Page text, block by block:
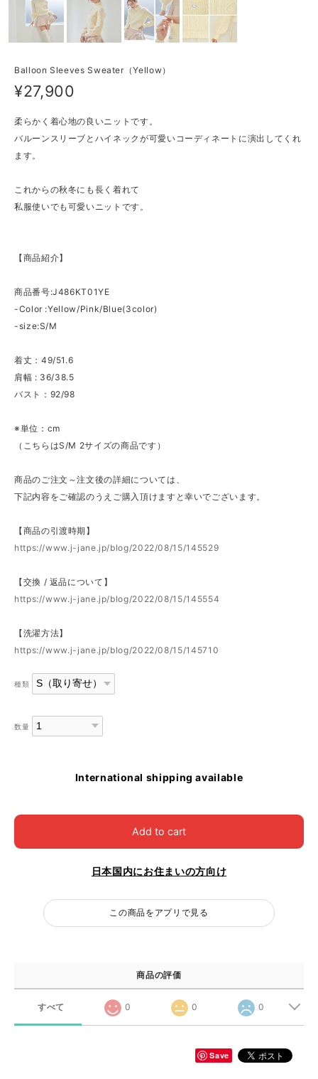
Balloon Sleeves Sweater（Yellow）
¥27,900
柔らかく着心地の良いニットです。
バルーンスリーブとハイネックが可愛いコーディネートに演出してくれ
ます。
これからの秋冬にも長く着れて
私服使いでも可愛いニットです。
【商品紹介】
商品番号:J486KT01YE
-Color :Yellow/Pink/Blue(3color)
-size:S/M
着丈：49/51.6
肩幅 : 36/38.5
バスト：92/98
※単位：cm
（こちらはS/M 2サイズの商品です）
商品のご注文～注文後の詳細については、
下記内容をご確認のうえご購入頂けますと幸いでございます。
【商品の引渡時期】
https://www.j-jane.jp/blog/2022/08/15/145529
【交換 / 返品について】
https://www.j-jane.jp/blog/2022/08/15/145554
【洗濯方法】
https://www.j-jane.jp/blog/2022/08/15/145710
種類
数量
International shipping available
Add to cart
日本国内にお住まいの方向け
この商品をアプリで見る
商品の評価
すべて 0 0 0
Save